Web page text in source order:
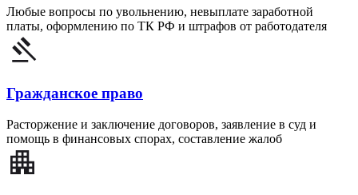
Любые вопросы по увольнению, невыплате заработной
платы, оформлению по ТК РФ и штрафов от работодателя
Гражданское право
Расторжение и заключение договоров, заявление в суд и
помощь в финансовых спорах, составление жалоб